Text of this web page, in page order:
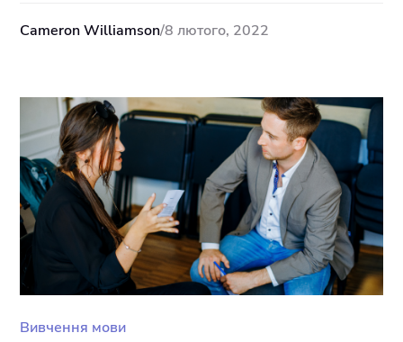
Cameron Williamson/8 лютого, 2022
Вивчення мови